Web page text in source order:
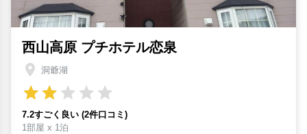
西山高原 プチホテル恋泉
洞爺湖
7.2すごく良い (2件口コミ)
1部屋 x 1泊